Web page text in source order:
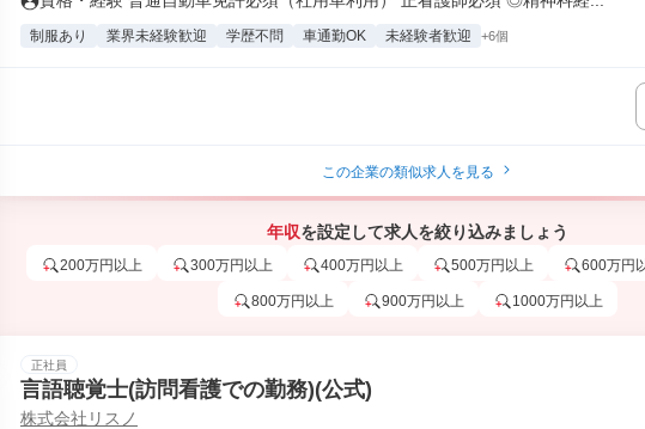
制服あり 業界未経験歓迎 学歴不問 車通勤OK 未経験者歓迎 +6個
この企業の類似求人を見る
年収を設定して求人を絞り込みましょう
200万円以上 300万円以上 400万円以上 500万円以上 600万円
800万円以上 900万円以上 1000万円以上
正社員
言語聴覚士(訪問看護での勤務)(公式)
株式会社リスノ